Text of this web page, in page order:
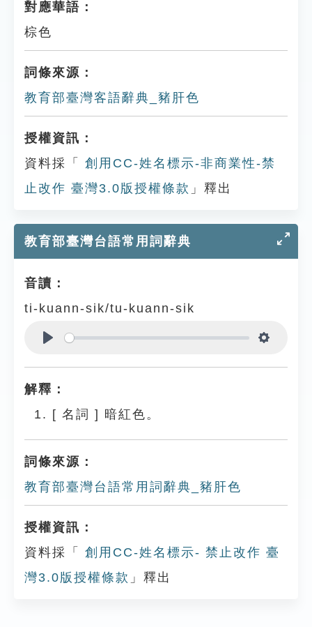
對應華語：
棕色
詞條來源：
教育部臺灣客語辭典_豬肝色
授權資訊：
資料採「
創用CC-姓名標示-非商業性-禁
止改作 臺灣3.0版授權條款 」釋出
教育部臺灣台語常用詞辭典
音讀：
ti-kuann-sik/tu-kuann-sik
解釋：
[ 名詞 ] 暗紅色。
詞條來源：
教育部臺灣台語常用詞辭典_豬肝色
授權資訊：
資料採「
創用CC-姓名標示- 禁止改作 臺
灣3.0版授權條款 」釋出